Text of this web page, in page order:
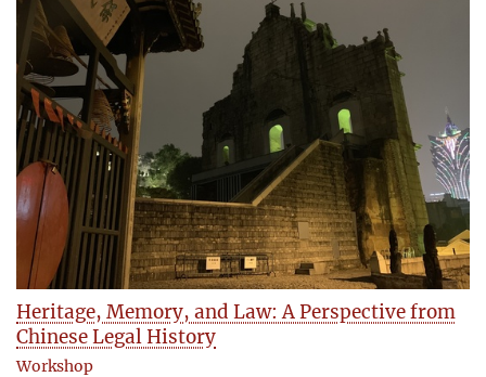
Heritage, Memory, and Law: A Perspective from
Chinese Legal History
Workshop